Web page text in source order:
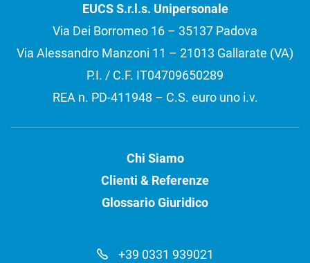
EUCS S.r.l.s. Unipersonale
Via Dei Borromeo 16 – 35137 Padova
Via Alessandro Manzoni 11 – 21013 Gallarate (VA)
P.I. / C.F. IT04709650289
REA n. PD-411948 – C.S. euro uno i.v.
Chi Siamo
Clienti & Referenze
Glossario Giuridico
+39 0331 939021